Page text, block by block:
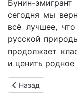
Бунин-
сегодня мы
всё лучшее,
русской
продолжает
и ценить родное
Предыдущий: Как
Назад